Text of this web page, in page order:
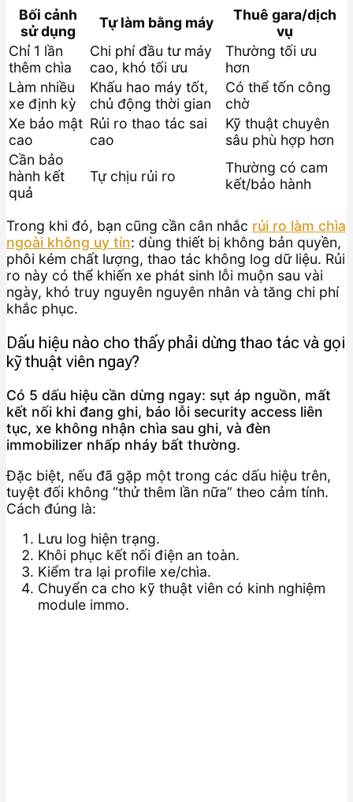
Bối cảnh
sử dụng
Tự làm bằng máy
Thuê gara/dịch
vụ
Chỉ 1 lần
thêm chìa
Chi phí đầu tư máy
cao, khó tối ưu
Thường tối ưu
hơn
Làm nhiều
xe định kỳ
Khấu hao máy tốt,
chủ động thời gian
Có thể tốn công
chờ
Xe bảo mật
cao
Rủi ro thao tác sai
cao
Kỹ thuật chuyên
sâu phù hợp hơn
Cần bảo
hành kết
quả
Tự chịu rủi ro
Thường có cam
kết/bảo hành
Trong khi đó, bạn cũng cần cân nhắc rủi ro làm chìa
ngoài không uy tín: dùng thiết bị không bản quyền,
phôi kém chất lượng, thao tác không log dữ liệu. Rủi
ro này có thể khiến xe phát sinh lỗi muộn sau vài
ngày, khó truy nguyên nguyên nhân và tăng chi phí
khắc phục.
Dấu hiệu nào cho thấy phải dừng thao tác và gọi
kỹ thuật viên ngay?
Có 5 dấu hiệu cần dừng ngay: sụt áp nguồn, mất
kết nối khi đang ghi, báo lỗi security access liên
tục, xe không nhận chìa sau ghi, và đèn
immobilizer nhấp nháy bất thường.
Đặc biệt, nếu đã gặp một trong các dấu hiệu trên,
tuyệt đối không “thử thêm lần nữa” theo cảm tính.
Cách đúng là:
Lưu log hiện trạng.
Khôi phục kết nối điện an toàn.
Kiểm tra lại profile xe/chìa.
Chuyển ca cho kỹ thuật viên có kinh nghiệm
module immo.